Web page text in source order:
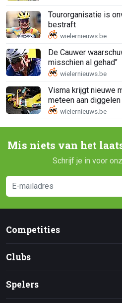
Tourorganisatie is
bestraft
De Cauwer
misschien al gehad"
Visma krijgt nieuwe
meteen aan diggelen
Mis niets van het
Schrijf je in voor
Competities
Clubs
Spelers